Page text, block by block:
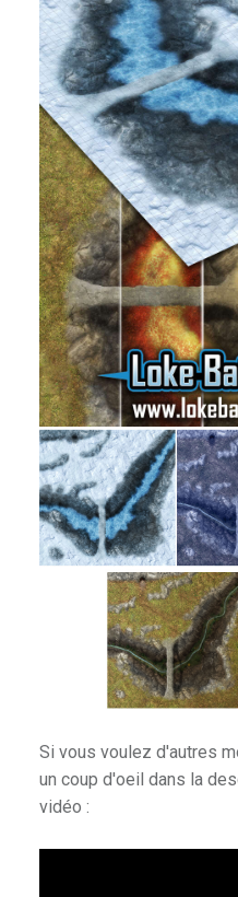
Si vous voulez d'autres
un coup d'oeil dans la
vidéo :